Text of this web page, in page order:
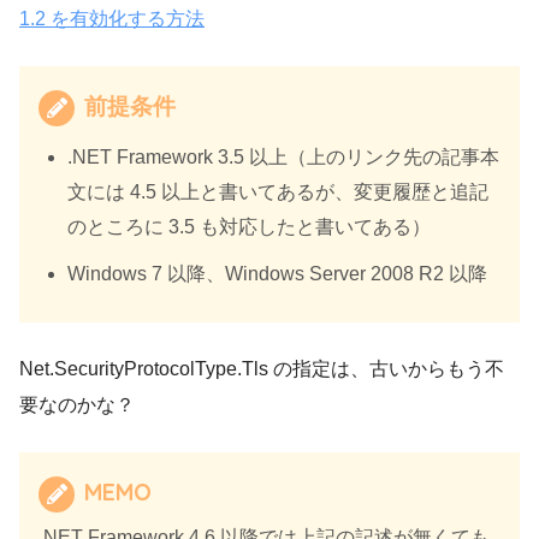
1.2 を有効化する方法
前提条件
.NET Framework 3.5 以上（上のリンク先の記事本
文には 4.5 以上と書いてあるが、変更履歴と追記
のところに 3.5 も対応したと書いてある）
Windows 7 以降、Windows Server 2008 R2 以降
Net.SecurityProtocolType.Tls の指定は、古いからもう不
要なのかな？
MEMO